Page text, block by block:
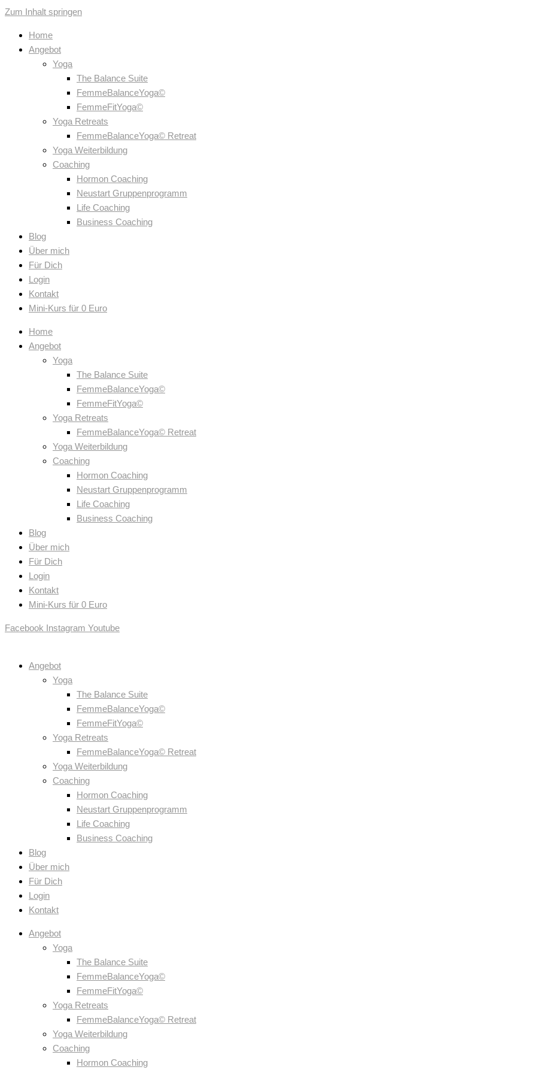
Zum Inhalt springen
Home
Angebot
Yoga
The Balance Suite
FemmeBalanceYoga©
FemmeFitYoga©
Yoga Retreats
FemmeBalanceYoga© Retreat
Yoga Weiterbildung
Coaching
Hormon Coaching
Neustart Gruppenprogramm
Life Coaching
Business Coaching
Blog
Über mich
Für Dich
Login
Kontakt
Mini-Kurs für 0 Euro
Home
Angebot
Yoga
The Balance Suite
FemmeBalanceYoga©
FemmeFitYoga©
Yoga Retreats
FemmeBalanceYoga© Retreat
Yoga Weiterbildung
Coaching
Hormon Coaching
Neustart Gruppenprogramm
Life Coaching
Business Coaching
Blog
Über mich
Für Dich
Login
Kontakt
Mini-Kurs für 0 Euro
Facebook Instagram Youtube
Angebot
Yoga
The Balance Suite
FemmeBalanceYoga©
FemmeFitYoga©
Yoga Retreats
FemmeBalanceYoga© Retreat
Yoga Weiterbildung
Coaching
Hormon Coaching
Neustart Gruppenprogramm
Life Coaching
Business Coaching
Blog
Über mich
Für Dich
Login
Kontakt
Angebot
Yoga
The Balance Suite
FemmeBalanceYoga©
FemmeFitYoga©
Yoga Retreats
FemmeBalanceYoga© Retreat
Yoga Weiterbildung
Coaching
Hormon Coaching